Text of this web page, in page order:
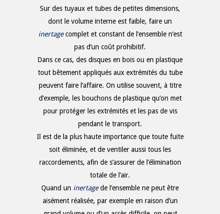
Sur des tuyaux et tubes de petites dimensions,
dont le volume interne est faible, faire un
inertage complet et constant de l’ensemble n’est
pas d’un coût prohibitif.
Dans ce cas, des disques en bois ou en plastique
tout bêtement appliqués aux extrémités du tube
peuvent faire l’affaire. On utilise souvent, à titre
d’exemple, les bouchons de plastique qu’on met
pour protéger les extrémités et les pas de vis
pendant le transport.
Il est de la plus haute importance que toute fuite
soit éliminée, et de ventiler aussi tous les
raccordements, afin de s’assurer de l’élimination
totale de l’air.
Quand un inertage de l’ensemble ne peut être
aisément réalisée, par exemple en raison d’un